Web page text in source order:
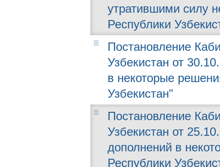
утратившими силу
Республики
Постановление
Узбекистан от
в некоторые
Узбекистан"
Постановление
Узбекистан от
дополнений в
Республики